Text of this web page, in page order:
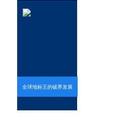
全球地标王的破界发展